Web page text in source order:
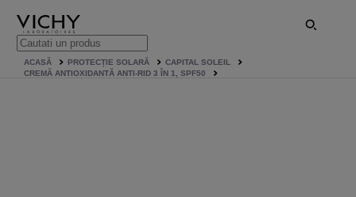
ACASĂ PROTECȚIE SOLARĂ
CAPITAL SOLEIL
CREMĂ ANTIOXIDANTĂ ANTI-RID 3 ÎN 1, SPF50